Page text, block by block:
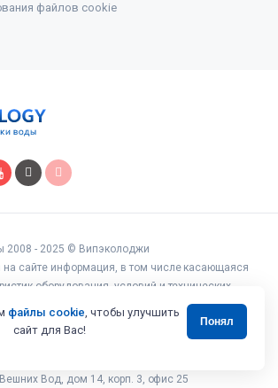
файлов cookie
2008 - 2025 © Випэколоджи
на сайте информация, в том числе касающаяся
оборудования, условий и технических
наличия на складе, стоимости товаров и
характер и ни при каких условиях не
офертой, определяемой положениями статьи 437
Вод, дом 14, корп. 3, офис 25
файлы cookie, чтобы улучшить
сайт для Вас!
Понял